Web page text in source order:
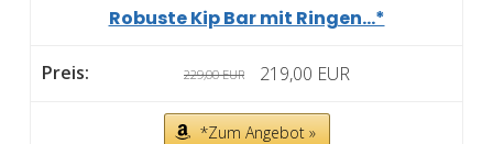
Robuste Kip Bar mit Ringen...*
229,00 EUR 219,00 EUR
*Zum Angebot »